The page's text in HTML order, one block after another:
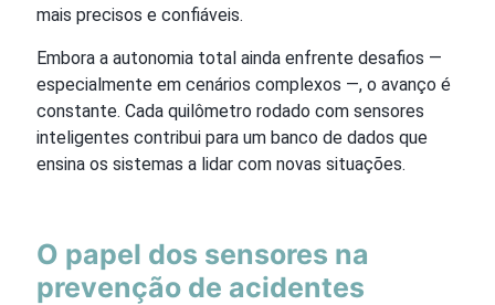
mais precisos e confiáveis.
Embora a autonomia total ainda enfrente desafios —
especialmente em cenários complexos —, o avanço é
constante. Cada quilômetro rodado com sensores
inteligentes contribui para um banco de dados que
ensina os sistemas a lidar com novas situações.
O papel dos sensores na
prevenção de acidentes